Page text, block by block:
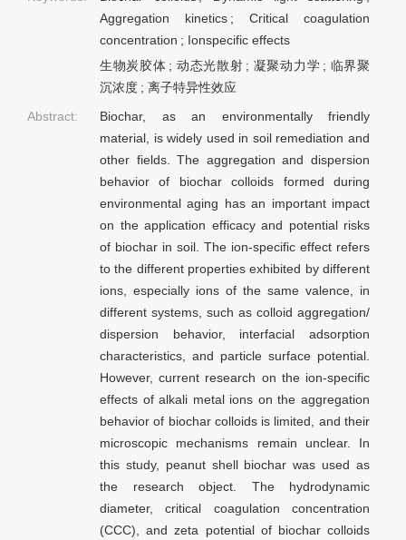
Aggregation kinetics ; Critical coagulation
concentration ; Ionspecific effects
生物炭胶体 ; 动态光散射 ; 凝聚动力学 ; 临界聚
沉浓度 ; 离子特异性效应
Abstract:
Biochar, as an environmentally friendly
material, is widely used in soil remediation and
other fields. The aggregation and dispersion
behavior of biochar colloids formed during
environmental aging has an important impact
on the application efficacy and potential risks
of biochar in soil. The ion-specific effect refers
to the different properties exhibited by different
ions, especially ions of the same valence, in
different systems, such as colloid aggregation/
dispersion behavior, interfacial adsorption
characteristics, and particle surface potential.
However, current research on the ion-specific
effects of alkali metal ions on the aggregation
behavior of biochar colloids is limited, and their
microscopic mechanisms remain unclear. In
this study, peanut shell biochar was used as
the research object. The hydrodynamic
diameter, critical coagulation concentration
(CCC), and zeta potential of biochar colloids